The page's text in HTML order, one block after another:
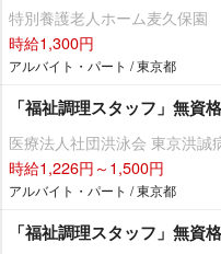
特別養護老人ホーム麦久保園
時給1,300円
アルバイト・パート / 東京都
「福祉調理スタッフ」無資
医療法人社団洪泳会 東京洪誠
時給1,226円～1,500円
アルバイト・パート / 東京都
「福祉調理スタッフ」無資